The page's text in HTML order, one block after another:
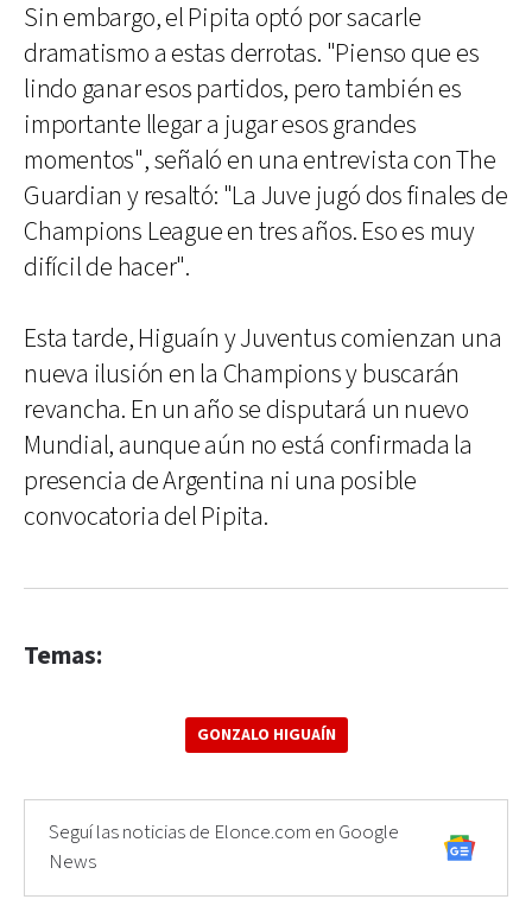
Sin embargo, el Pipita optó por sacarle
dramatismo a estas derrotas. "Pienso que es
lindo ganar esos partidos, pero también es
importante llegar a jugar esos grandes
momentos", señaló en una entrevista con The
Guardian y resaltó: "La Juve jugó dos finales de
Champions League en tres años. Eso es muy
difícil de hacer".
Esta tarde, Higuaín y Juventus comienzan una
nueva ilusión en la Champions y buscarán
revancha. En un año se disputará un nuevo
Mundial, aunque aún no está confirmada la
presencia de Argentina ni una posible
convocatoria del Pipita.
Temas:
GONZALO HIGUAÍN
Seguí las noticias de Elonce.com en Google
News